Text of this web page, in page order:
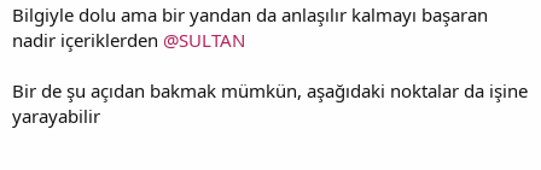
Bilgiyle dolu ama bir yandan da anlaşılır kalmayı başaran
nadir içeriklerden @SULTAN
Bir de şu açıdan bakmak mümkün, aşağıdaki noktalar da işine
yarayabilir